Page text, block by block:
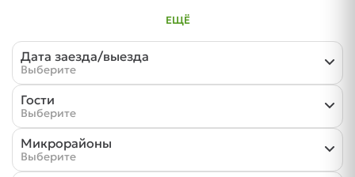
ЕЩЁ
Дата заезда/выезда
Выберите
Гости
Выберите
Микрорайоны
Выберите